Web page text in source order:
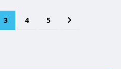
You're currently reading page
3 Sida
4 Sida
5 Sida
Nästa